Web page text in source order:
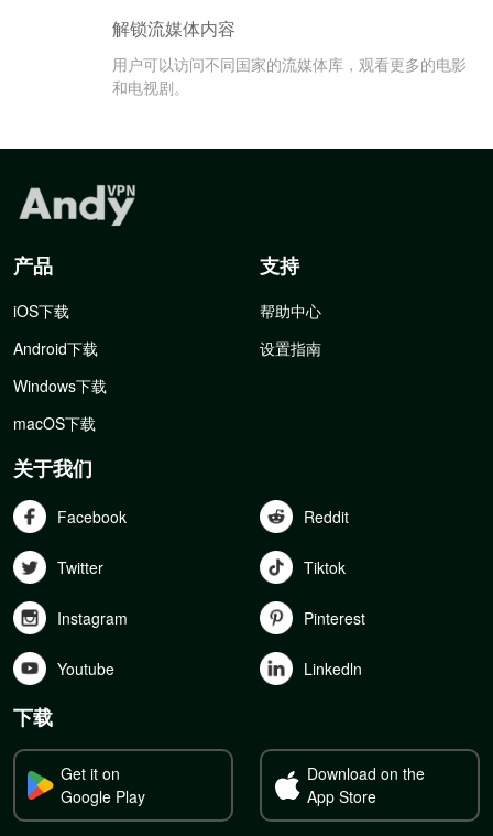
解锁流媒体内容
用户可以访问不同国家的流媒体库，观看更多的电影
和电视剧。
产品
iOS下载
Android下载
Windows下载
macOS下载
支持
帮助中心
设置指南
关于我们
Facebook Reddit
Twitter Tiktok
Instagram Pinterest
Youtube Linkedln
下载
Get it on
Google Play
Download on the
App Store